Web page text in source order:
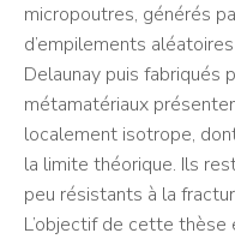
micropoutres, générés
d’empilements
Delaunay puis fabriqués
métamatériaux
localement isotrope,
la limite théorique. Ils
peu résistants à la
L’objectif de cette